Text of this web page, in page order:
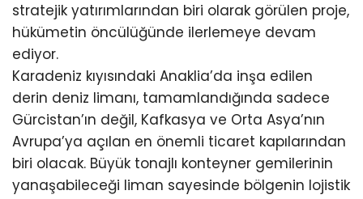
stratejik yatırımlarından biri olarak görülen proje,
hükümetin öncülüğünde ilerlemeye devam
ediyor.
Karadeniz kıyısındaki Anaklia’da inşa edilen
derin deniz limanı, tamamlandığında sadece
Gürcistan’ın değil, Kafkasya ve Orta Asya’nın
Avrupa’ya açılan en önemli ticaret kapılarından
biri olacak. Büyük tonajlı konteyner gemilerinin
yanaşabileceği liman sayesinde bölgenin lojistik